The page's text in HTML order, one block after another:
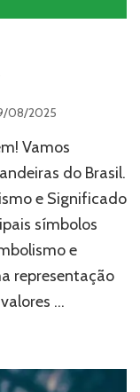
08/2025
Vamos
do Brasil.
e Significado
símbolos
e
representação
…